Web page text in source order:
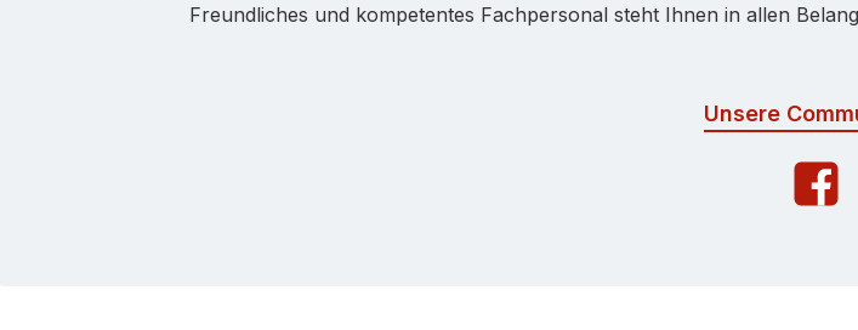
Freundliches und kompetentes Fachpersonal steht Ihnen in allen
Unsere